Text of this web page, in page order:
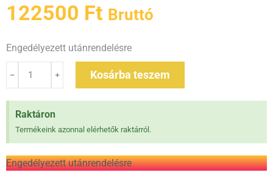
122500 Ft Bruttó
Engedélyezett utánrendelésre
Kosárba teszem
Raktáron
Termékeink azonnal elérhetők raktárról.
Engedélyezett utánrendelésre